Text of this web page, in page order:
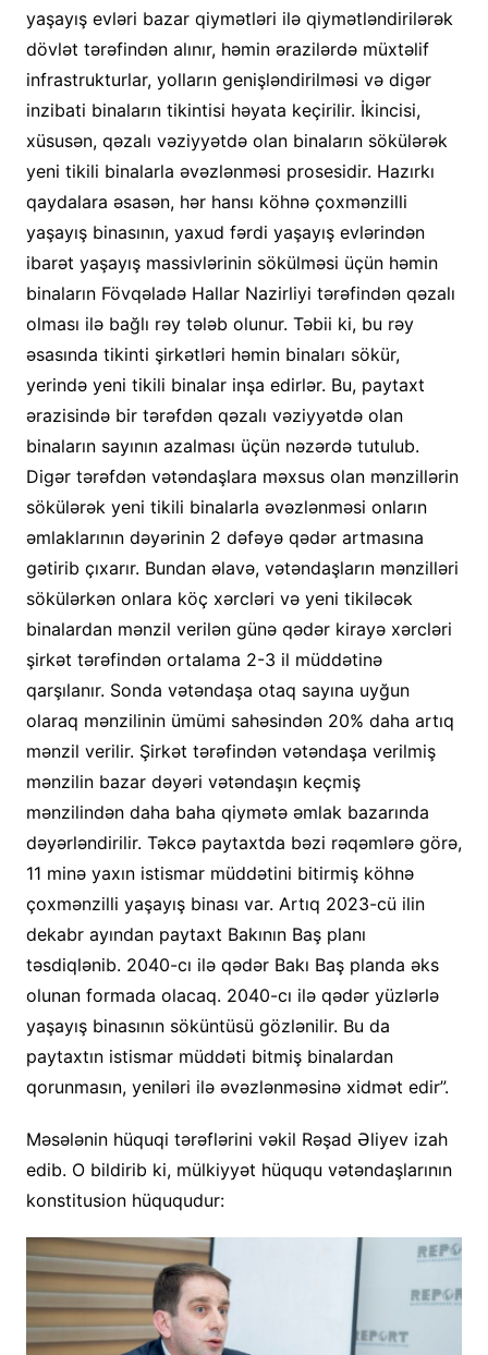
yaşayış evləri bazar qiymətləri ilə qiymətləndirilərək
dövlət tərəfindən alınır, həmin ərazilərdə müxtəlif
infrastrukturlar, yolların genişləndirilməsi və digər
inzibati binaların tikintisi həyata keçirilir. İkincisi,
xüsusən, qəzalı vəziyyətdə olan binaların sökülərək
yeni tikili binalarla əvəzlənməsi prosesidir. Hazırkı
qaydalara əsasən, hər hansı köhnə çoxmənzilli
yaşayış binasının, yaxud fərdi yaşayış evlərindən
ibarət yaşayış massivlərinin sökülməsi üçün həmin
binaların Fövqəladə Hallar Nazirliyi tərəfindən qəzalı
olması ilə bağlı rəy tələb olunur. Təbii ki, bu rəy
əsasında tikinti şirkətləri həmin binaları sökür,
yerində yeni tikili binalar inşa edirlər. Bu, paytaxt
ərazisində bir tərəfdən qəzalı vəziyyətdə olan
binaların sayının azalması üçün nəzərdə tutulub.
Digər tərəfdən vətəndaşlara məxsus olan mənzillərin
sökülərək yeni tikili binalarla əvəzlənməsi onların
əmlaklarının dəyərinin 2 dəfəyə qədər artmasına
gətirib çıxarır. Bundan əlavə, vətəndaşların mənzilləri
sökülərkən onlara köç xərcləri və yeni tikiləcək
binalardan mənzil verilən günə qədər kirayə xərcləri
şirkət tərəfindən ortalama 2-3 il müddətinə
qarşılanır. Sonda vətəndaşa otaq sayına uyğun
olaraq mənzilinin ümümi sahəsindən 20% daha artıq
mənzil verilir. Şirkət tərəfindən vətəndaşa verilmiş
mənzilin bazar dəyəri vətəndaşın keçmiş
mənzilindən daha baha qiymətə əmlak bazarında
dəyərləndirilir. Təkcə paytaxtda bəzi rəqəmlərə görə,
11 minə yaxın istismar müddətini bitirmiş köhnə
çoxmənzilli yaşayış binası var. Artıq 2023-cü ilin
dekabr ayından paytaxt Bakının Baş planı
təsdiqlənib. 2040-cı ilə qədər Bakı Baş planda əks
olunan formada olacaq. 2040-cı ilə qədər yüzlərlə
yaşayış binasının söküntüsü gözlənilir. Bu da
paytaxtın istismar müddəti bitmiş binalardan
qorunmasın, yeniləri ilə əvəzlənməsinə xidmət edir”.
Məsələnin hüquqi tərəflərini vəkil Rəşad Əliyev izah
edib. O bildirib ki, mülkiyyət hüququ vətəndaşlarının
konstitusion hüququdur: